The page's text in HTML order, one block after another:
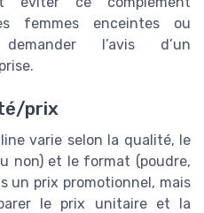
femmes enceintes ou
l’avis d’un
prix
varie selon la qualité, le
non) et le format (poudre,
un prix promotionnel, mais
le prix unitaire et la